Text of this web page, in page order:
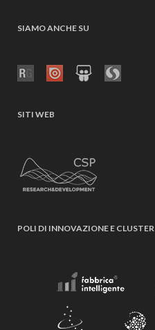
SIAMO ANCHE SU
SITI WEB
POLI DI INNOVAZIONE E CLUSTER